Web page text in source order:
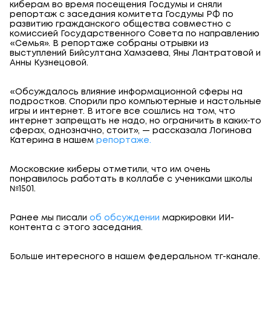
киберам во время посещения Госдумы и сняли
репортаж с заседания комитета Госдумы РФ по
развитию гражданского общества совместно с
комиссией Государственного Совета по направлению
«Семья». В репортаже собраны отрывки из
выступлений Бийсултана Хамзаева, Яны Лантратовой и
Анны Кузнецовой.
«Обсуждалось влияние информационной сферы на
подростков. Спорили про компьютерные и настольные
игры и интернет. В итоге все сошлись на том, что
интернет запрещать не надо, но ограничить в каких-то
сферах, однозначно, стоит», — рассказала Логинова
Катерина в нашем репортаже.
Московские киберы отметили, что им очень
понравилось работать в коллабе с учениками школы
№1501.
Ранее мы писали об обсуждении маркировки ИИ-
контента с этого заседания.
Больше интересного в нашем федеральном тг-канале.